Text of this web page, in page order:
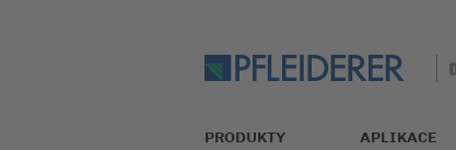
PRODUKTY APLIKACE